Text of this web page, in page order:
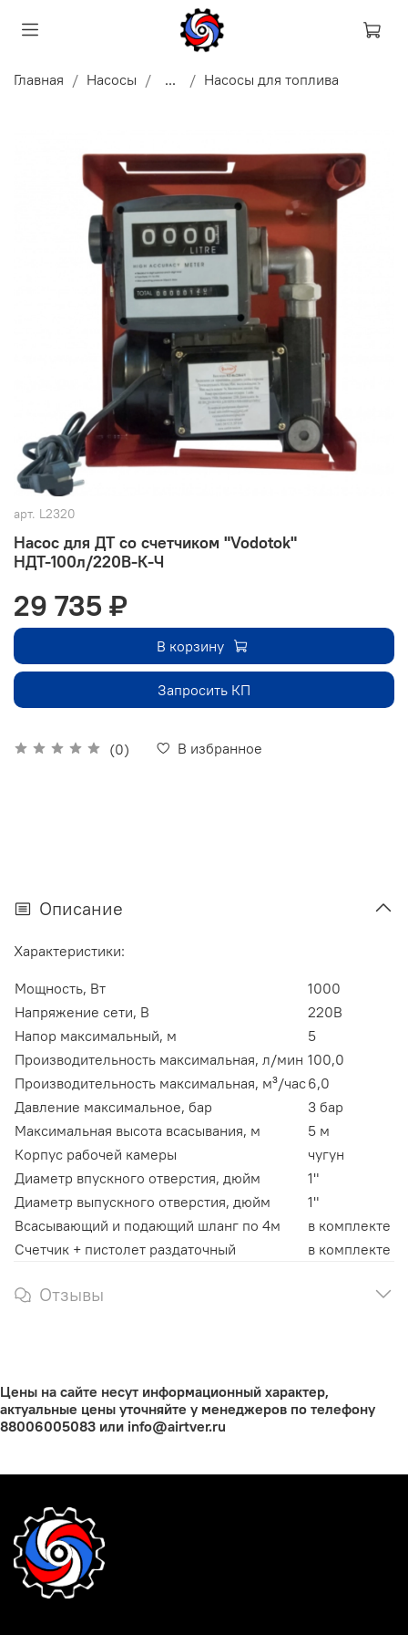
Главная Насосы ... Насосы для топлива
арт. L2320
Насос для ДТ со счетчиком "Vodotok"
НДТ-100л/220В-К-Ч
(0) В избранное
29 735 ₽
В корзину
Запросить КП
Описание
Характеристики:
Мощность, Вт
1000
Напряжение сети, В
220В
Напор максимальный, м
5
Производительность максимальная, л/мин 100,0
Производительность максимальная, м³/час6,0
Давление максимальное, бар
3 бар
Максимальная высота всасывания, м
5 м
Корпус рабочей камеры
чугун
Диаметр впускного отверстия, дюйм
1"
Диаметр выпускного отверстия, дюйм
1"
Всасывающий и подающий шланг по 4м
в комплекте
Счетчик + пистолет раздаточный
в комплекте
Отзывы
Цены на сайте несут информационный характер,
актуальные цены уточняйте у менеджеров по телефону
88006005083 или info@airtver.ru